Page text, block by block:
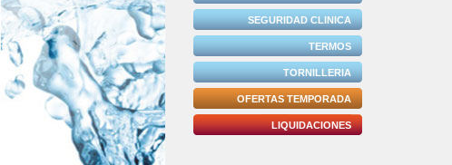
SEGURIDAD CLINICA
TERMOS
TORNILLERIA
OFERTAS TEMPORADA
LIQUIDACIONES